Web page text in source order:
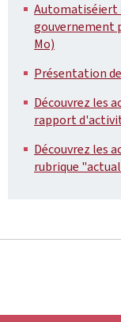
Automatiséiert
gouvernement
Mo)
Présentation
Découvrez les
rapport
Découvrez les
rubrique